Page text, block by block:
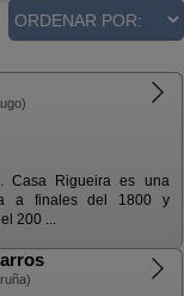
Casa Rigueira es una
a finales del 1800 y
200 ...